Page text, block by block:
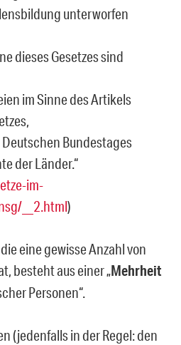
unterworfen
dieses Gesetzes sind
im Sinne des Artikels
Bundestages
der Länder.“
im-
__2.html)
eine gewisse Anzahl von
besteht aus einer „Mehrheit
Personen“.
(jedenfalls in der Regel: den